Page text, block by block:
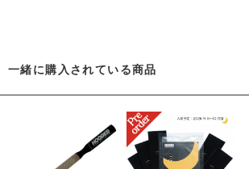
一緒に購入されている商品